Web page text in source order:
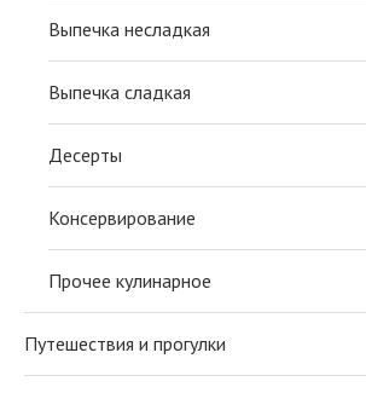
Выпечка несладкая
Выпечка сладкая
Десерты
Консервирование
Прочее кулинарное
Путешествия и прогулки